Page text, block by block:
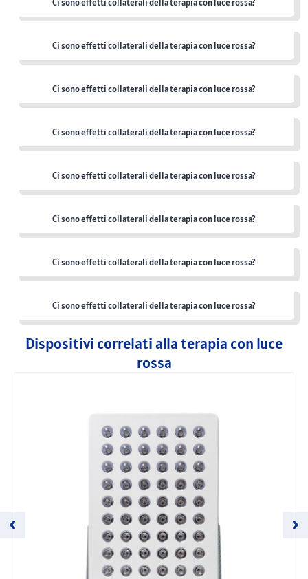
Ci sono effetti collaterali della terapia con luce rossa?
Ci sono effetti collaterali della terapia con luce rossa?
Ci sono effetti collaterali della terapia con luce rossa?
Ci sono effetti collaterali della terapia con luce rossa?
Ci sono effetti collaterali della terapia con luce rossa?
Ci sono effetti collaterali della terapia con luce rossa?
Ci sono effetti collaterali della terapia con luce rossa?
Ci sono effetti collaterali della terapia con luce rossa?
Dispositivi correlati alla terapia con luce
rossa